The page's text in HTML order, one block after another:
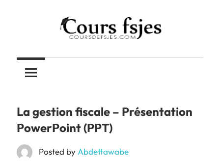
COURS
FSJES
vos
cours
ENCG
La gestion fiscale – Présentation
PowerPoint (PPT)
Posted by Abdettawabe